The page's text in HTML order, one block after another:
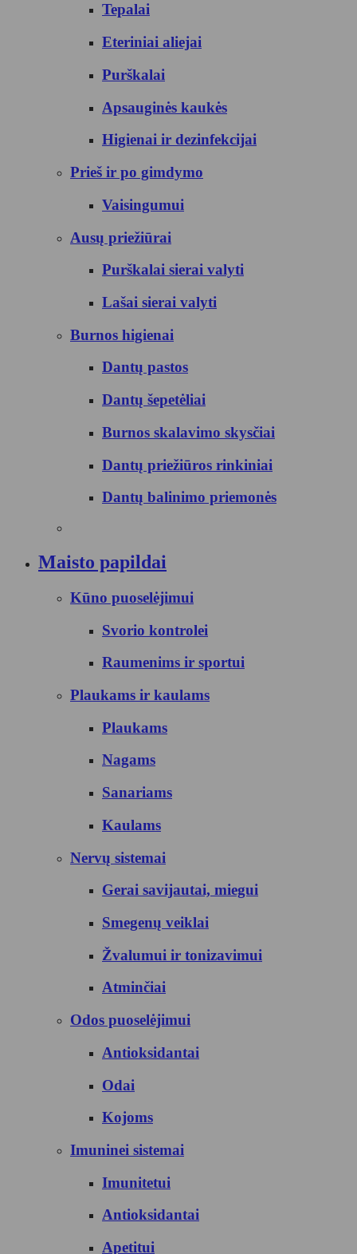
Tepalai
Eteriniai aliejai
Purškalai
Apsauginės kaukės
Higienai ir dezinfekcijai
Prieš ir po gimdymo
Vaisingumui
Ausų priežiūrai
Purškalai sierai valyti
Lašai sierai valyti
Burnos higienai
Dantų pastos
Dantų šepetėliai
Burnos skalavimo skysčiai
Dantų priežiūros rinkiniai
Dantų balinimo priemonės
Maisto papildai
Kūno puoselėjimui
Svorio kontrolei
Raumenims ir sportui
Plaukams ir kaulams
Plaukams
Nagams
Sanariams
Kaulams
Nervų sistemai
Gerai savijautai, miegui
Smegenų veiklai
Žvalumui ir tonizavimui
Atminčiai
Odos puoselėjimui
Antioksidantai
Odai
Kojoms
Imuninei sistemai
Imunitetui
Antioksidantai
Apetitui